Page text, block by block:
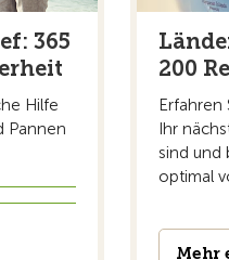
365
Hilfe
Pannen
200
Erfahren
Ihr
sind und
optimal
Mehr